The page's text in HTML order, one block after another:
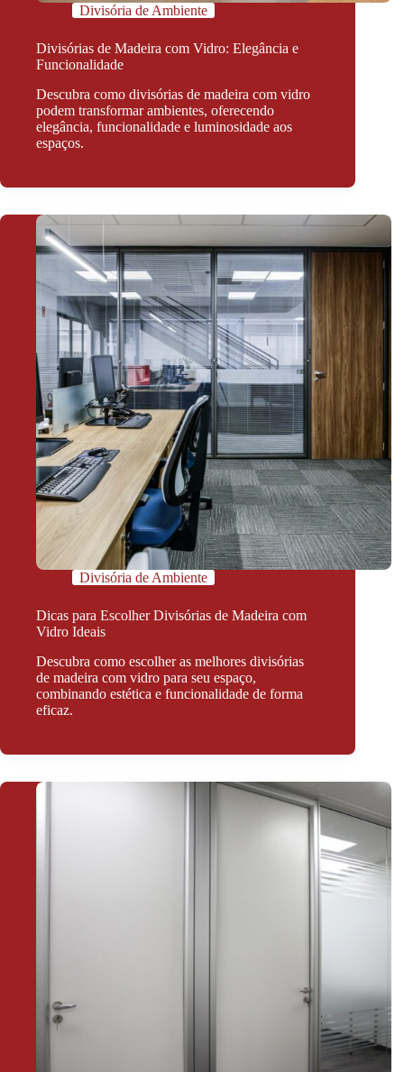
Divisória de Ambiente
Divisórias de Madeira com Vidro: Elegância e
Funcionalidade
Descubra como divisórias de madeira com vidro
podem transformar ambientes, oferecendo
elegância, funcionalidade e luminosidade aos
espaços.
Divisória de Ambiente
Dicas para Escolher Divisórias de Madeira com
Vidro Ideais
Descubra como escolher as melhores divisórias
de madeira com vidro para seu espaço,
combinando estética e funcionalidade de forma
eficaz.